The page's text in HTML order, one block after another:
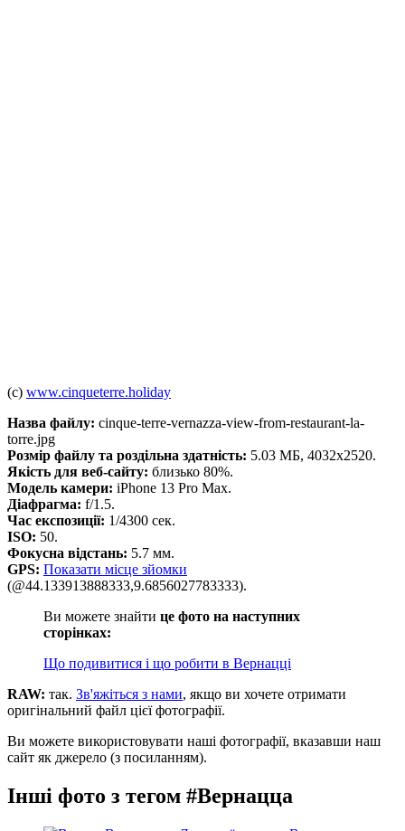
(c) www.cinqueterre.holiday
Назва файлу: cinque-terre-vernazza-view-from-restaurant-la-
torre.jpg
Розмір файлу та роздільна здатність: 5.03 МБ, 4032x2520.
Якість для веб-сайту: близько 80%.
Модель камери: iPhone 13 Pro Max.
Діафрагма: f/1.5.
Час експозиції: 1/4300 сек.
ISO: 50.
Фокусна відстань: 5.7 мм.
GPS: Показати місце зйомки
(@44.133913888333,9.6856027783333).
Ви можете знайти це фото на наступних
сторінках:
Що подивитися і що робити в Вернацці
RAW: так. Зв'яжіться з нами, якщо ви хочете отримати
оригінальний файл цієї фотографії.
Ви можете використовувати наші фотографії, вказавши наш
сайт як джерело (з посиланням).
Інші фото з тегом #Вернацца